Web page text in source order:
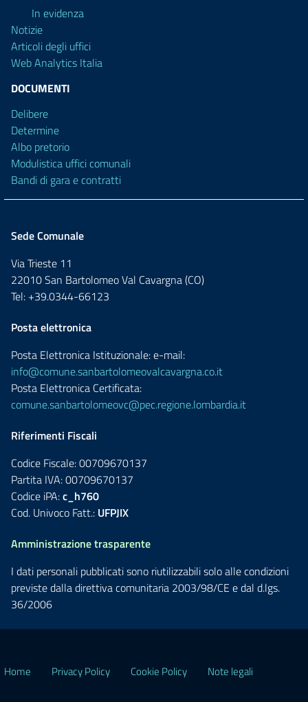
In evidenza
Notizie
Articoli degli uffici
Web Analytics Italia
DOCUMENTI
Delibere
Determine
Albo pretorio
Modulistica uffici comunali
Bandi di gara e contratti
Sede Comunale
Via Trieste 11
22010 San Bartolomeo Val Cavargna (CO)
Tel: +39.0344-66123
Posta elettronica
Posta Elettronica Istituzionale: e-mail:
info@comune.sanbartolomeovalcavargna.co.it
Posta Elettronica Certificata:
comune.sanbartolomeovc@pec.regione.lombardia.it
Riferimenti Fiscali
Codice Fiscale: 00709670137
Partita IVA: 00709670137
Codice iPA:c_h760
Cod. Univoco Fatt.: UFPJIX
Amministrazione trasparente
I dati personali pubblicati sono riutilizzabili solo alle condizioni
previste dalla direttiva comunitaria 2003/98/CE e dal d.lgs.
36/2006
Home Privacy Policy Cookie Policy Note legali